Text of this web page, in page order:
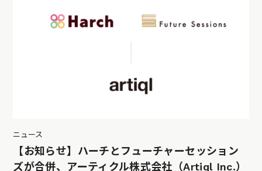
ニュース
【お知らせ】ハーチとフューチャーセッション
ズが合併、アーティクル株式会社（Artiql Inc.）